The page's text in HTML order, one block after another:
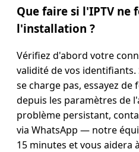
Que faire si l'IPTV ne
l'installation ?
Vérifiez d'abord votre
validité de vos identifiants.
se charge pas, essayez
depuis les paramètres de
problème persistant,
via WhatsApp — notre
15 minutes et vous aidera